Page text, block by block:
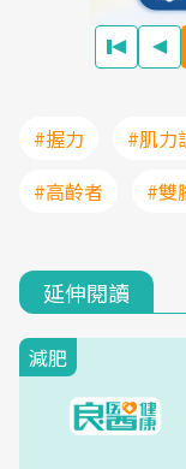
#握力 #肌力
#高齡者
#雙
延伸閱讀
減肥